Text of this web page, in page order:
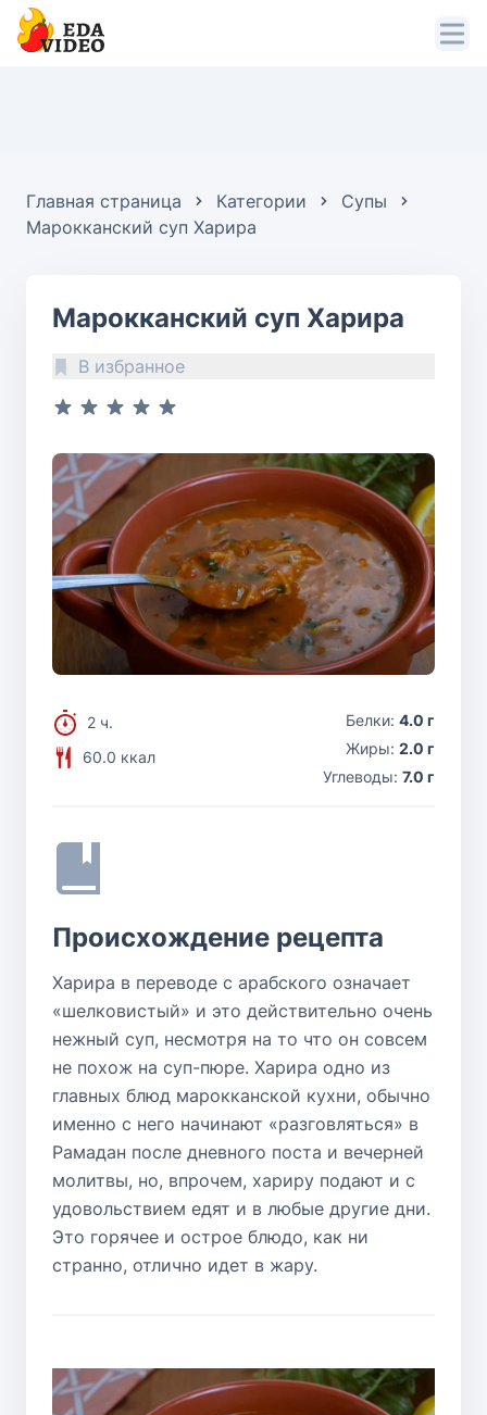
Главная страница Категории
Супы
Марокканский суп Харира
Марокканский суп Харира
В избранное
2 ч.
60.0 ккал
Белки: 4.0 г
Жиры: 2.0 г
Углеводы: 7.0 г
Происхождение рецепта
Харира в переводе с арабского означает
«шелковистый» и это действительно очень
нежный суп, несмотря на то что он совсем
не похож на суп-пюре. Харира одно из
главных блюд марокканской кухни, обычно
именно с него начинают «разговляться» в
Рамадан после дневного поста и вечерней
молитвы, но, впрочем, хариру подают и с
удовольствием едят и в любые другие дни.
Это горячее и острое блюдо, как ни
странно, отлично идет в жару.